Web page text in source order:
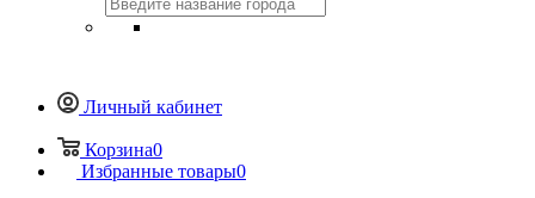
Личный кабинет
Корзина0
Избранные товары0